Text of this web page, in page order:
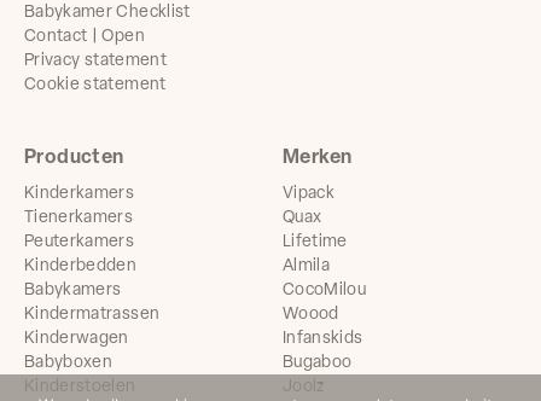
Babykamer Checklist
Contact | Open
Privacy statement
Cookie statement
Producten
Kinderkamers
Tienerkamers
Peuterkamers
Kinderbedden
Babykamers
Kindermatrassen
Kinderwagen
Babyboxen
Kinderstoelen
Merken
Vipack
Quax
Lifetime
Almila
CocoMilou
Woood
Infanskids
Bugaboo
Joolz